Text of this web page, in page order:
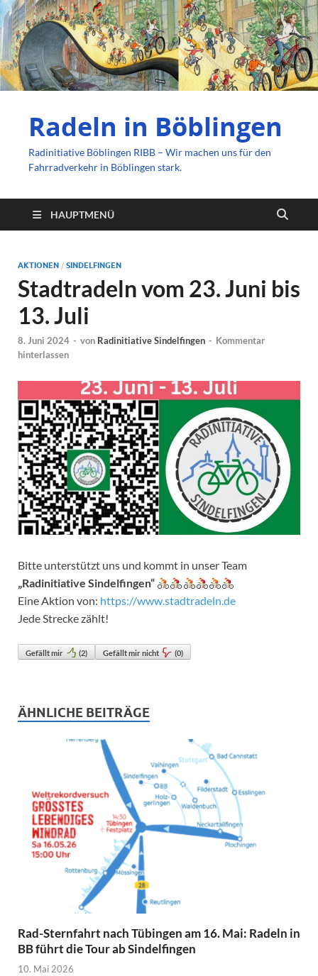
Radeln in Böblingen
Radinitiative Böblingen RIBB – Wir machen uns für den
Fahrradverkehr in Böblingen stark.
HAUPTMENÜ
AKTIONEN / SINDELFINGEN
Stadtradeln vom 23. Juni bis
13. Juli
8. Juni 2024 - von Radinitiative Sindelfingen - Kommentar
hinterlassen
Bitte unterstützt uns und kommt in unser Team
„Radinitiative Sindelfingen“
Eine Aktion von: https://www.stadtradeln.de
Jede Strecke zählt!
Gefällt mir (2) Gefällt mir nicht (0)
ÄHNLICHE BEITRÄGE
Rad-Sternfahrt nach Tübingen am 16. Mai: Radeln in
BB führt die Tour ab Sindelfingen
10. Mai 2026